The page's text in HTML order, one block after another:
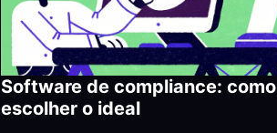
Software de compliance: como
escolher o ideal